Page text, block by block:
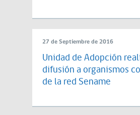
27 de Septiembre de 2016
Unidad de Adopción
difusión a organismos
de la red Sename